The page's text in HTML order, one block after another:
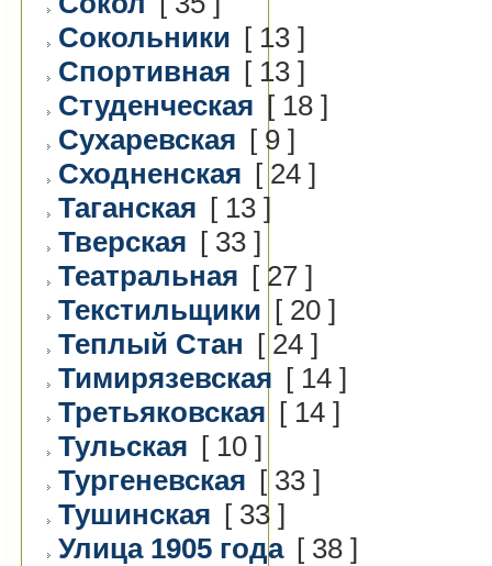
Сокольники [ 13 ]
Спортивная [ 13 ]
Студенческая [ 18 ]
Сухаревская [ 9 ]
Сходненская [ 24 ]
Таганская [ 13 ]
Тверская [ 33 ]
Театральная [ 27 ]
Текстильщики [ 20 ]
Теплый Стан [ 24 ]
Тимирязевская [ 14 ]
Третьяковская [ 14 ]
Тульская [ 10 ]
Тургеневская [ 33 ]
Тушинская [ 33 ]
Улица 1905 года [ 38 ]